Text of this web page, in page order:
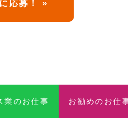
応募！ »
業のお仕事 お勧めのお仕